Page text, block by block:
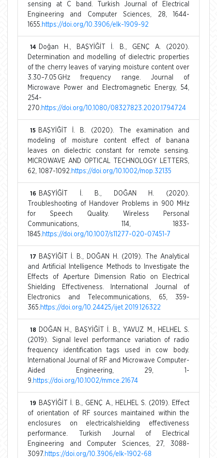
sensing at C band. Turkish Journal of Electrical
Engineering and Computer Sciences, 28, 1644-
1655. https://doi.org/10.3906/elk-1909-92
14
Doğan H., BAŞYİĞİT İ. B., GENÇ A. (2020).
Determination and modelling of dielectric properties
of the cherry leaves of varying moisture content over
3.30–7.05 GHz frequency range. Journal of
Microwave Power and Electromagnetic Energy, 54,
254-
270. https://doi.org/10.1080/08327823.2020.1794724
15
BAŞYİĞİT İ. B. (2020). The examination and
modeling of moisture content effect of banana
leaves on dielectric constant for remote sensing.
MICROWAVE AND OPTICAL TECHNOLOGY LETTERS,
62, 1087-1092. https://doi.org/10.1002/mop.32135
16
BAŞYİĞİT İ. B., DOĞAN H. (2020).
Troubleshooting of Handover Problems in 900 MHz
for Speech Quality. Wireless Personal
Communications, 114, 1833-
1845. https://doi.org/10.1007/s11277-020-07451-7
17
BAŞYİĞİT İ. B., DOĞAN H. (2019). The Analytical
and Artificial Intelligence Methods to Investigate the
Effects of Aperture Dimension Ratio on Electrical
Shielding Effectiveness. International Journal of
Electronics and Telecommunications, 65, 359-
365. https://doi.org/10.24425/ijet.2019.126322
18
DOĞAN H., BAŞYİĞİT İ. B., YAVUZ M., HELHEL S.
(2019). Signal level performance variation of radio
frequency identification tags used in cow body.
International Journal of RF and Microwave Computer-
Aided Engineering, 29, 1-
9. https://doi.org/10.1002/mmce.21674
19
BAŞYİĞİT İ. B., GENÇ A., HELHEL S. (2019). Effect
of orientation of RF sources maintained within the
enclosures on electricalshielding effectiveness
performance. Turkish Journal of Electrical
Engineering and Computer Sciences, 27, 3088-
3097. https://doi.org/10.3906/elk-1902-68